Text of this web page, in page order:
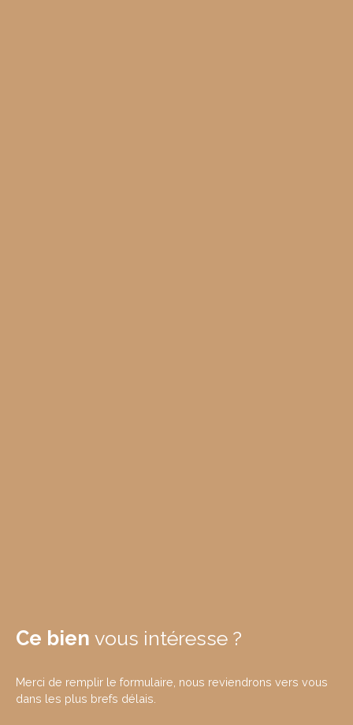
Ce bien vous intéresse ?
Merci de remplir le formulaire, nous reviendrons vers vous
dans les plus brefs délais.